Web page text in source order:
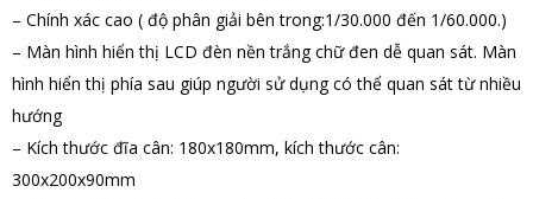
– Chính xác cao ( độ phân giải bên trong:1/30.000 đến 1/60.000.)
– Màn hình hiển thị LCD đèn nền trắng chữ đen dễ quan sát. Màn
hình hiển thị phía sau giúp người sử dụng có thể quan sát từ nhiều
hướng
– Kích thước đĩa cân: 180x180mm, kích thước cân:
300x200x90mm